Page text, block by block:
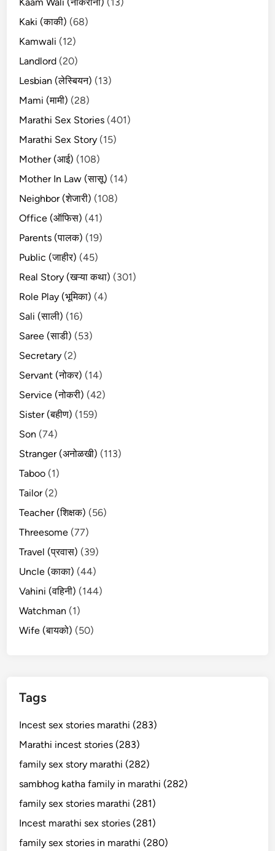
Kaki (काकी) (68)
Kamwali (12)
Landlord (20)
Lesbian (लेस्बियन) (13)
Mami (मामी) (28)
Marathi Sex Stories (401)
Marathi Sex Story (15)
Mother (आई) (108)
Mother In Law (सासू) (14)
Neighbor (शेजारी) (108)
Office (ऑफिस) (41)
Parents (पालक) (19)
Public (जाहीर) (45)
Real Story (खऱ्या कथा) (301)
Role Play (भूमिका) (4)
Sali (साली) (16)
Saree (साडी) (53)
Secretary (2)
Servant (नोकर) (14)
Service (नोकरी) (42)
Sister (बहीण) (159)
Son (74)
Stranger (अनोळखी) (113)
Taboo (1)
Tailor(2)
Teacher (शिक्षक) (56)
Threesome (77)
Travel (प्रवास) (39)
Uncle (काका) (44)
Vahini (वहिनी) (144)
Watchman (1)
Wife (बायको) (50)
Tags
Incest sex stories marathi (283)
Marathi incest stories (283)
family sex story marathi (282)
sambhog katha family in marathi (282)
family sex stories marathi (281)
Incest marathi sex stories (281)
family sex stories in marathi (280)